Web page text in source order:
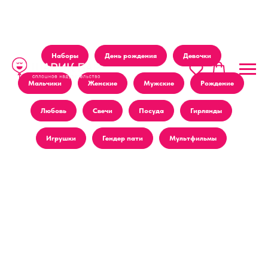
Наборы День рождения Девочки
Мальчики Женские Мужские Рождение
Любовь Свечи Посуда Гирлянды
Игрушки Гендер пати Мультфильмы